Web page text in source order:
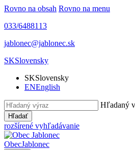
Rovno na obsah Rovno na menu
033/6488113
jablonec@jablonec.sk
SKSlovensky
SKSlovensky
ENEnglish
Hľadaný
Hľadať
rozšírené vyhľadávanie
ObecJablonec